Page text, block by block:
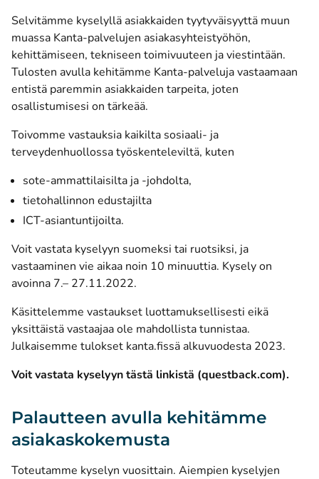
Selvitämme kyselyllä asiakkaiden tyytyväisyyttä muun
muassa Kanta-palvelujen asiakasyhteistyöhön,
kehittämiseen, tekniseen toimivuuteen ja viestintään.
Tulosten avulla kehitämme Kanta-palveluja vastaamaan
entistä paremmin asiakkaiden tarpeita, joten
osallistumisesi on tärkeää.
Toivomme vastauksia kaikilta sosiaali- ja
terveydenhuollossa työskenteleviltä, kuten
sote-ammattilaisilta ja -johdolta,
tietohallinnon edustajilta
ICT-asiantuntijoilta.
Voit vastata kyselyyn suomeksi tai ruotsiksi, ja
vastaaminen vie aikaa noin 10 minuuttia. Kysely on
avoinna 7.– 27.11.2022.
Käsittelemme vastaukset luottamuksellisesti eikä
yksittäistä vastaajaa ole mahdollista tunnistaa.
Julkaisemme tulokset kanta.fissä alkuvuodesta 2023.
Voit vastata kyselyyn tästä linkistä (questback.com).
Palautteen avulla kehitämme
asiakaskokemusta
Toteutamme kyselyn vuosittain. Aiempien kyselyjen